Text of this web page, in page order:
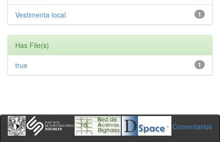
1
Vestimenta local
Has File(s)
1
true
Comentarios